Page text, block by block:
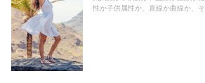
性か子供属性か、直線か曲線か、